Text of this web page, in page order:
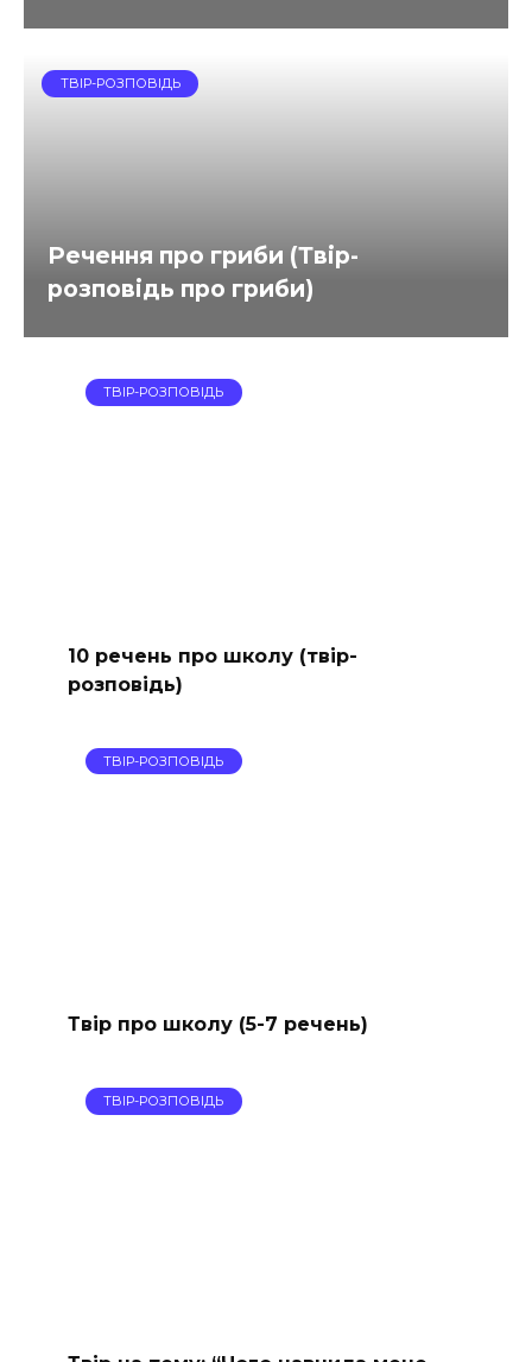
ТВІР-РОЗПОВІДЬ
Речення про гриби (Твір-
розповідь про гриби)
ТВІР-РОЗПОВІДЬ
10 речень про школу (твір-
розповідь)
ТВІР-РОЗПОВІДЬ
Твір про школу (5-7 речень)
ТВІР-РОЗПОВІДЬ